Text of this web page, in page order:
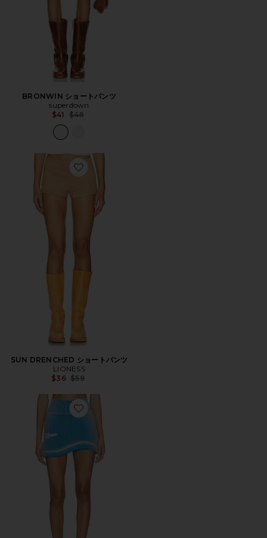
BRONWIN ショートパンツ
superdown
$41 Previous price:
$48
Favorite SUN DRENCHED ショートパンツ
SUN DRENCHED ショートパンツ
LIONESS
$36 Previous price:
$59
Favorite GEN 11 COMPRESSION TENNIS スコート